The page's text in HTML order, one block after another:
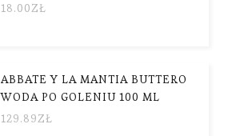
18.00ZŁ
ABBATE Y LA MANTIA BUTTERO
WODA PO GOLENIU 100 ML
129.89ZŁ